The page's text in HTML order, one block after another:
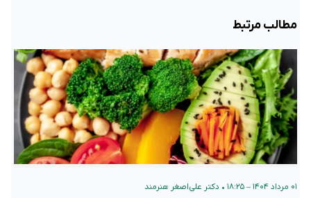
مطالب مرتبط
۰۱ مرداد ۱۴۰۴ – ۱۸:۲۵ • دکتر علی‌اصغر هنرمند